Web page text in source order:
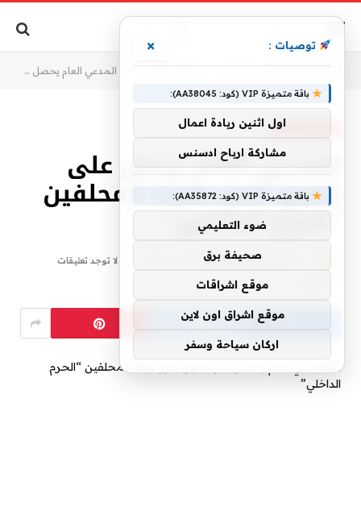
المدعي العام يحصل على تعليق لغزو هيئة المحلفين “الحرم الداخلي”
مقالات قانونية
المدعي العام يحصل على
تعليق لغزو هيئة المحلفين
“الحرم الداخلي”
ESTSHARATONLINE لا توجد تعليقات
توصيات : ×
باقة متميزة VIP (كود: AA38045):
اول اثنين ريادة اعمال
مشاركة ارباح ادسنس
باقة متميزة VIP (كود: AA35872):
ضوء التعليمي
صحيفة برق
موقع اشراقات
موقع اشراق اون لاين
اركان سياحة وسفر